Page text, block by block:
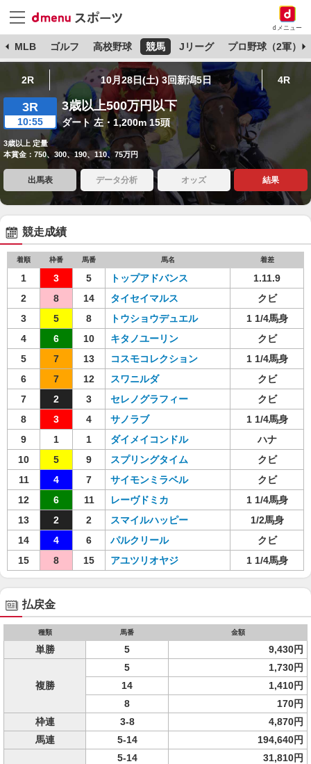
dメニュー
MLB ゴルフ 高校野球 競馬 Jリーグ プロ野球（2軍）
2R 10月28日(土) 3回新潟5日 4R
3R
10:55
3歳以上500万円以下
ダート 左・1,200m 15頭
3歳以上 定量
本賞金：750、300、190、110、75万円
出馬表 データ分析 オッズ 結果
競走成績
着順 枠番 馬番 馬名 着差
1 3 5 トップアドバンス
1.11.9
2
8 14 タイセイマルス
クビ
3
5 8 トウショウデュエル
1 1/4馬身
4
6 10 キタノユーリン
クビ
5
7 13 コスモコレクション
1 1/4馬身
6
7 12 スワニルダ
クビ
7
2 3 セレノグラフィー
クビ
8
3 4 サノラブ
1 1/4馬身
9
1 1 ダイメイコンドル
ハナ
10
5 9 スプリングタイム
クビ
11
4 7 サイモンミラベル
クビ
12
6 11 レーヴドミカ
1 1/4馬身
13
2 2 スマイルハッピー
1/2馬身
14
4 6 パルクリール
クビ
15
8 15 アユツリオヤジ 1 1/4馬身
払戻金
種類 馬番 金額
単勝 5 9,430円
複勝
5
1,730円
14
1,410円
8
170円
枠連
3-8
4,870円
馬連
5-14 194,640円
5-14
31,810円